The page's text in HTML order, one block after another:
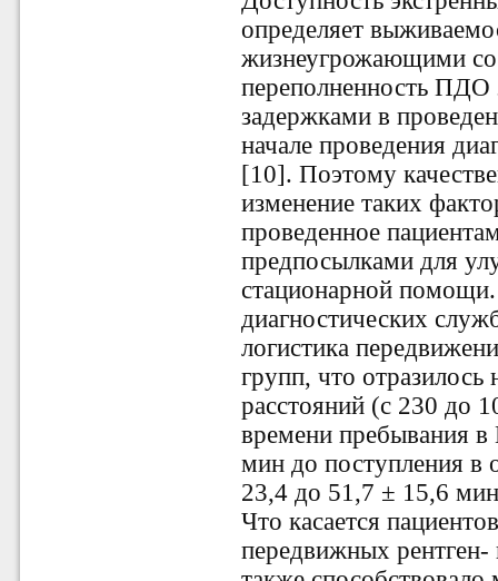
определяет
жизнеугрожающими
переполненность ПДО
задержками в
начале проведения
[10]. Поэтому
изменение таких
проведенное
предпосылками для
стационарной помощи.
диагностических
логистика
групп, что
расстояний (с 230 до
времени пребывания
мин до поступления в
23,4 до 51,7 ± 15,6
Что касается
передвижных рентген-